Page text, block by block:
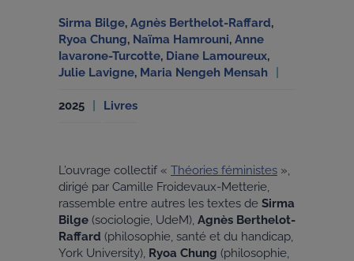
Sirma Bilge, Agnès Berthelot-Raffard,
Ryoa Chung, Naïma Hamrouni, Anne
Iavarone-Turcotte, Diane Lamoureux,
Julie Lavigne, Maria Nengeh Mensah
2025 Livres
L’ouvrage collectif « Théories féministes »,
dirigé par Camille Froidevaux-Metterie,
rassemble entre autres les textes de Sirma
Bilge (sociologie, UdeM), Agnès Berthelot-
Raffard (philosophie, santé et du handicap,
York University), Ryoa Chung (philosophie,